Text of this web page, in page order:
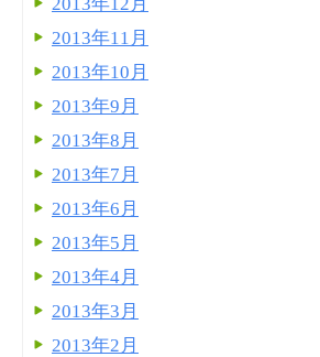
2013年11月
2013年10月
2013年9月
2013年8月
2013年7月
2013年6月
2013年5月
2013年4月
2013年3月
2013年2月